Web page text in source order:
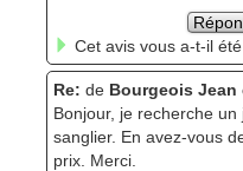
Cet avis vous a-t-il
Re: de Bourgeois Jean
Bonjour, je recherche
sanglier. En avez-vous
prix. Merci.